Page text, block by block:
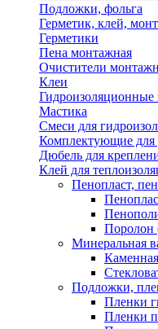
Подложки, фольга
Герметик, клей,
Герметики
Пена монтажная
Очистители
Клеи
Гидроизоляционные
Мастика
Смеси для
Комплектующие для
Дюбель для
Клей для
Пенопласт,
Поролон
Минеральная
Подложки,
Пленки
Пленки